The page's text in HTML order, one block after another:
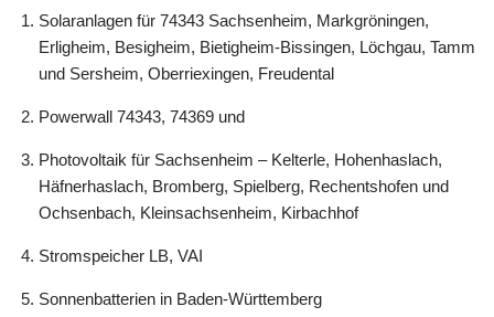
Solaranlagen für 74343 Sachsenheim, Markgröningen,
Erligheim, Besigheim, Bietigheim-Bissingen, Löchgau, Tamm
und Sersheim, Oberriexingen, Freudental
Powerwall 74343, 74369 und
Photovoltaik für Sachsenheim – Kelterle, Hohenhaslach,
Häfnerhaslach, Bromberg, Spielberg, Rechentshofen und
Ochsenbach, Kleinsachsenheim, Kirbachhof
Stromspeicher LB, VAI
Sonnenbatterien in Baden-Württemberg